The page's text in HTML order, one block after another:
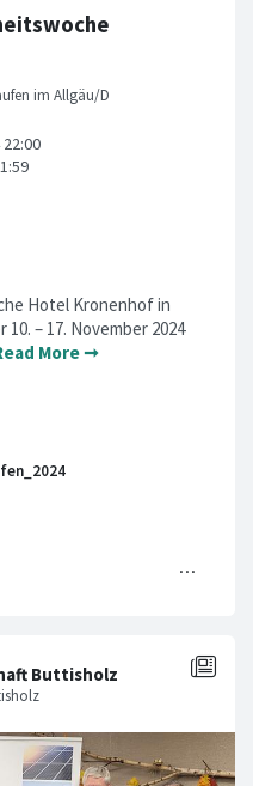
im Allgäu/D
Hotel Kronenhof in
– 17. November 2024
More ➞